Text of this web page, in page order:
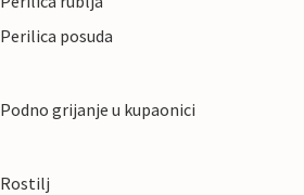
Perilica posuda
Podno grijanje u kupaonici
Rostilj